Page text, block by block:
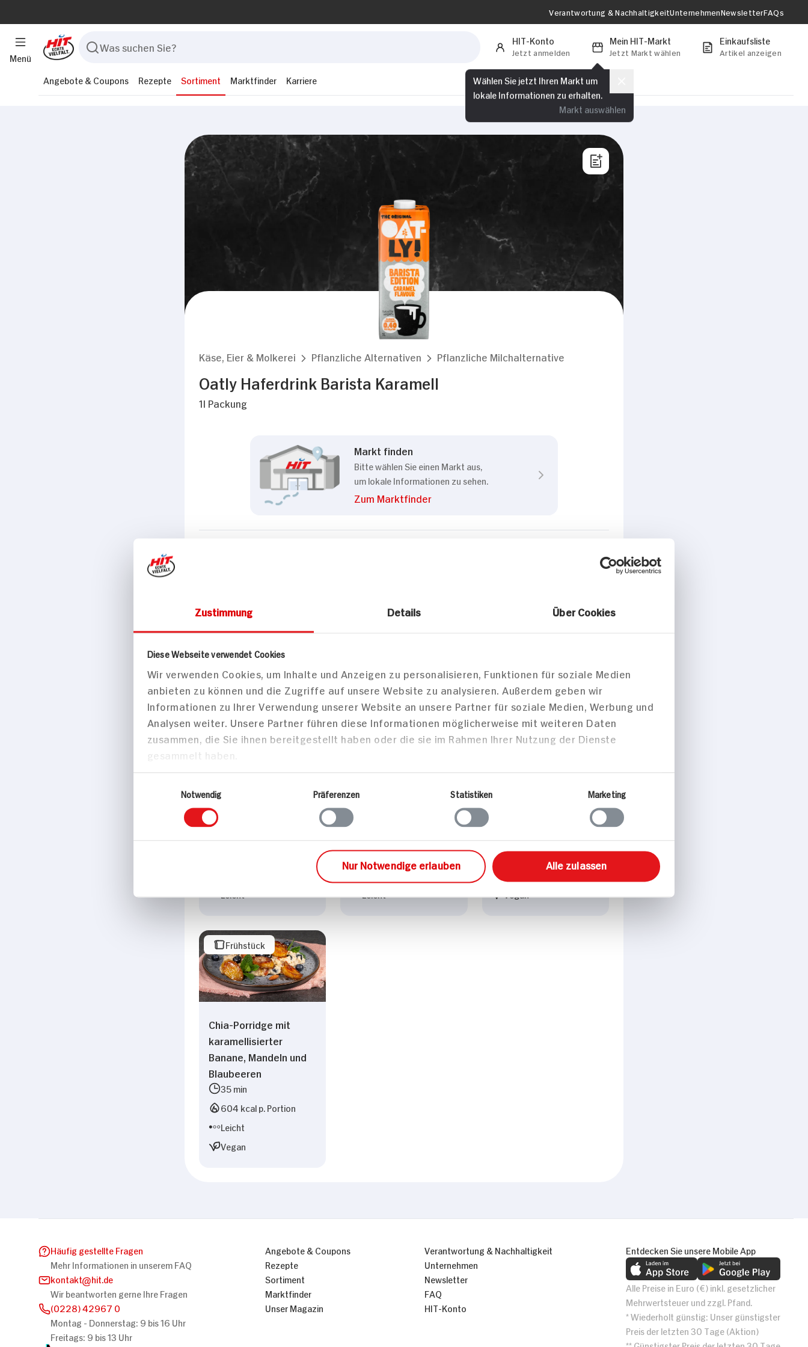
Zustimmung Details Über Cookies
Diese Webseite verwendet Cookies
Wir verwenden Cookies, um Inhalte und Anzeigen zu personalisieren, Funktionen für soziale Medien
anbieten zu können und die Zugriffe auf unsere Website zu analysieren. Außerdem geben wir
Informationen zu Ihrer Verwendung unserer Website an unsere Partner für soziale Medien, Werbung und
Analysen weiter. Unsere Partner führen diese Informationen möglicherweise mit weiteren Daten
zusammen, die Sie ihnen bereitgestellt haben oder die sie im Rahmen Ihrer Nutzung der Dienste
gesammelt haben.
Notwendig
Präferenzen Statistiken Marketing
Nur Notwendige erlauben Alle zulassen
Menü
Verantwortung & NachhaltigkeitUnternehmenNewsletterFAQs
HIT-Konto
Jetzt anmelden
Mein HIT-Markt
Jetzt Markt wählen
Wählen Sie jetzt Ihren Markt um
lokale Informationen zu erhalten.
Markt auswählen
Einkaufsliste
Artikel anzeigen
Angebote & Coupons Rezepte Sortiment Marktfinder Karriere
Käse, Eier & Molkerei Pflanzliche Alternativen Pflanzliche Milchalternative
Oatly Haferdrink Barista Karamell
1l Packung
Markt finden
Bitte wählen Sie einen Markt aus,
um lokale Informationen zu sehen.
Zum Marktfinder
Oatly
Passende Rezepte
Backen
Rührkuchen
Leicht
Backen
522 kcal p. Portion
Leicht
Desserts
gebundenen Kirschen
571 kcal p. Portion
Vegan
Frühstück
Chia-Porridge mit
karamellisierter
Banane, Mandeln und
Blaubeeren
35 min
604 kcal p. Portion
Leicht
Vegan
Häufig gestellte Fragen
Mehr Informationen in unserem FAQ
kontakt
hit.de
Wir beantworten gerne Ihre Fragen
(0228) 42967 0
Montag - Donnerstag: 9 bis 16 Uhr
Freitags: 9 bis 13 Uhr
Angebote & Coupons
Rezepte
Sortiment
Marktfinder
Unser Magazin
Verantwortung & Nachhaltigkeit
Unternehmen
Newsletter
FAQ
HIT-Konto
Entdecken Sie unsere Mobile App
Alle Preise in Euro (€) inkl. gesetzlicher
Mehrwertsteuer und zzgl. Pfand.
* Wiederholt günstig: Unser günstigster
Preis der letzten 30 Tage (Aktion)